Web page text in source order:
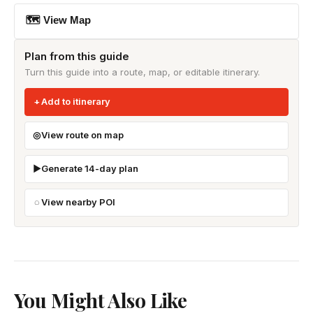
🗺 View Map
Plan from this guide
Turn this guide into a route, map, or editable itinerary.
Add to itinerary
View route on map
Generate 14-day plan
View nearby POI
You Might Also Like